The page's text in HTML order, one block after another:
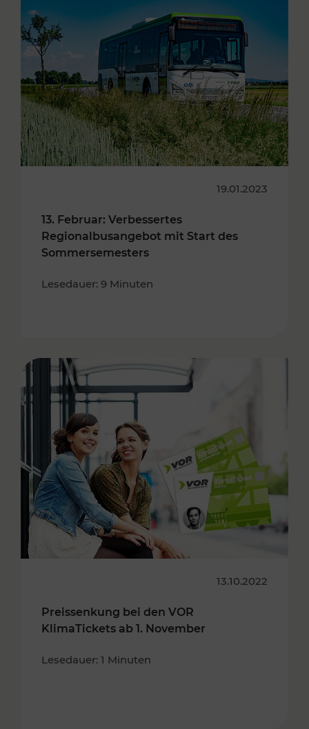
19.01.2023
13. Februar: Verbessertes
Regionalbusangebot mit Start des
Sommersemesters
Lesedauer: 9 Minuten
13.10.2022
Preissenkung bei den VOR
KlimaTickets ab 1. November
Lesedauer: 1 Minuten